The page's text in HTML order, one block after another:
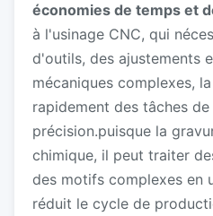
économies de temps et
à l'usinage CNC, qui
d'outils, des ajustements
mécaniques complexes,
rapidement des tâches de
précision.puisque la
chimique, il peut traiter
des motifs complexes en
réduit le cycle de